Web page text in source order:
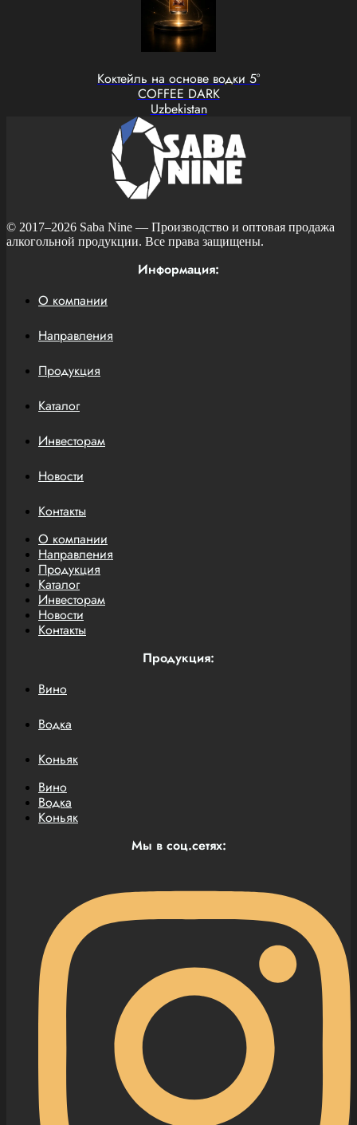
Коктейль на основе водки 5°
COFFEE DARK
Uzbekistan
© 2017–2026 Saba Nine — Производство и оптовая продажа
алкогольной продукции. Все права защищены.
Информация:
О компании
Направления
Продукция
Каталог
Инвесторам
Новости
Контакты
О компании
Направления
Продукция
Каталог
Инвесторам
Новости
Контакты
Продукция:
Вино
Водка
Коньяк
Вино
Водка
Коньяк
Мы в соц.сетях: